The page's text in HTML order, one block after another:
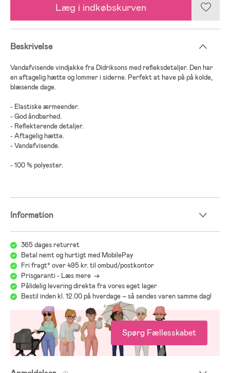
Læg i indkøbskurven
Beskrivelse
Vandafvisende vindjakke fra Didriksons med refleksdetaljer. Den har
en aftagelig hætte og lommer i siderne. Perfekt at have på på kolde,
blæsende dage.
- Elastiske ærmeender.
- God åndbarhed.
- Reflekterende detaljer.
- Aftagelig hætte.
- Vandafvisende.
- 100 % polyester.
Information
365 dages returret
Betal nemt og hurtigt med MobilePay
Fri fragt* over 495 kr. til ombud/postkontor
Prisgaranti - Læs mere ->
Pålidelig levering direkte fra vores eget lager
Bestil inden kl. 12.00 på hverdage – så sendes varen samme dag!
Spørg Fællesskabet